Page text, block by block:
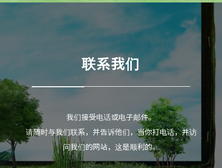
联系我们
我们接受电话或电子邮件。
请随时与我们联系，并告诉他们，当你打电话，并访
问我们的网站，这是顺利的。